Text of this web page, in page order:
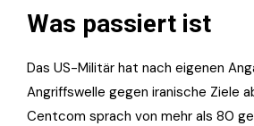
Was passiert ist
Das US-Militär hat nach eigenen
Angriffswelle gegen iranische Ziele
Centcom sprach von mehr als 80